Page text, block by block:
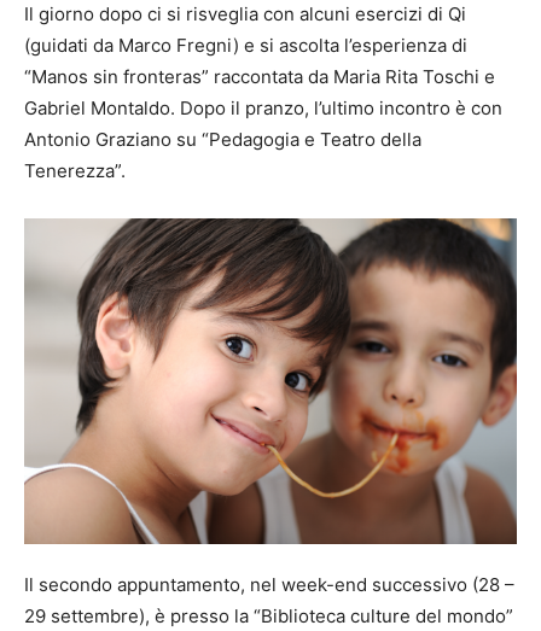
Il giorno dopo ci si risveglia con alcuni esercizi di Qi
(guidati da Marco Fregni) e si ascolta l’esperienza di
“Manos sin fronteras” raccontata da Maria Rita Toschi e
Gabriel Montaldo. Dopo il pranzo, l’ultimo incontro è con
Antonio Graziano su “Pedagogia e Teatro della
Tenerezza”.
Il secondo appuntamento, nel week-end successivo (28 –
29 settembre), è presso la “Biblioteca culture del mondo”